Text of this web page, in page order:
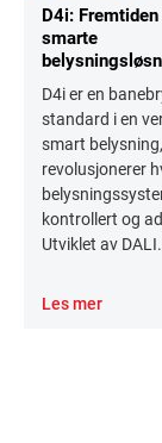
D4i:
smarte
D4i er en
standard i en
smart
revolusjonerer
kontrollert og
Utviklet av
Les mer